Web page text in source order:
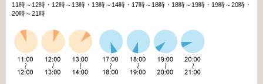
11時～12時・12時～13時・13時～14時・17時～18時・18時～19時・19時～20時・
20時～21時